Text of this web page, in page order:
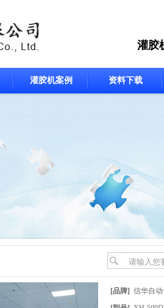
灌胶
灌胶机案例 资料下载
[品牌] 信华自